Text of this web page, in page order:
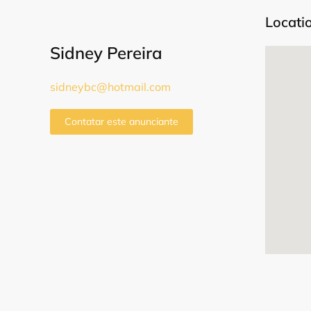
Sidney Pereira
sidneybc@hotmail.com
Contatar este anunciante